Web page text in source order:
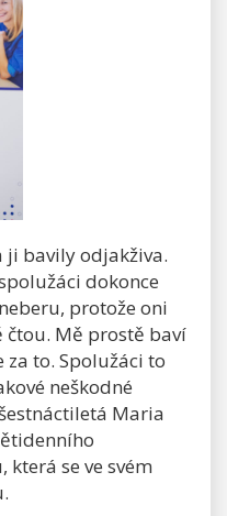
bavily odjakživa.
dokonce
protože oni
čtou. Mě prostě baví
to. Spolužáci to
neškodné
Maria
se ve svém